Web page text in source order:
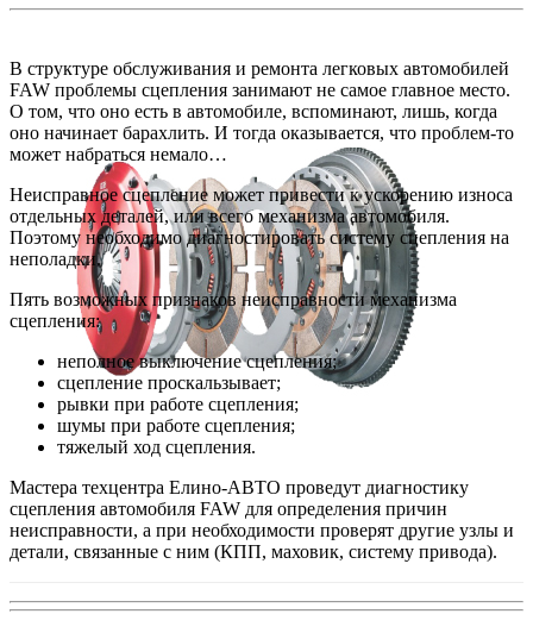
В структуре обслуживания и ремонта легковых автомобилей
FAW проблемы сцепления занимают не самое главное место.
О том, что оно есть в автомобиле, вспоминают, лишь, когда
оно начинает барахлить. И тогда оказывается, что проблем-то
может набраться немало…
Неисправное сцепление может привести к ускорению износа
отдельных деталей, или всего механизма автомобиля.
Поэтому необходимо диагностировать систему сцепления на
неполадки.
Пять возможных признаков неисправности механизма
сцепления:
неполное выключение сцепления;
сцепление проскальзывает;
рывки при работе сцепления;
шумы при работе сцепления;
тяжелый ход сцепления.
Мастера техцентра Елино-АВТО проведут диагностику
сцепления автомобиля FAW для определения причин
неисправности, а при необходимости проверят другие узлы и
детали, связанные с ним (КПП, маховик, систему привода).